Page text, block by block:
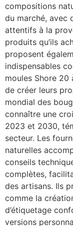
compositions
du marché, avec
attentifs à la
produits qu’ils
proposent
indispensables
moules Shore
de créer leurs
mondial des
connaître une
2023 et 2030,
secteur. Les
naturelles
conseils
complètes,
des artisans. Ils
comme la
d’étiquetage
versions